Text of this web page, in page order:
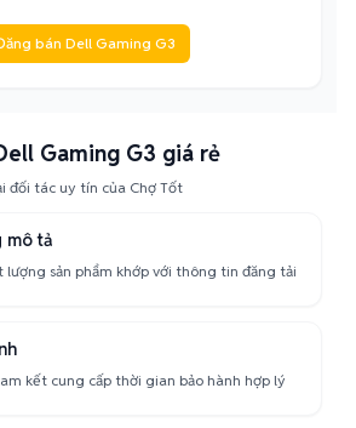
bán Dell Gaming G3
Gaming G3 giá rẻ
đối tác uy tín của Chợ Tốt
mô tả
lượng sản phẩm khớp với thông tin đăng tải
kết cung cấp thời gian bảo hành hợp lý